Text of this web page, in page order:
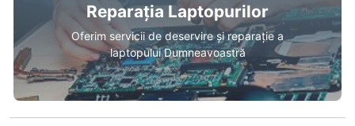
Reparația Laptopurilor
Oferim servicii de deservire și reparație a
laptopului Dumneavoastră